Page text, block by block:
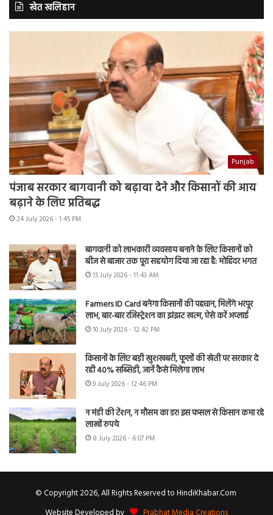
खेत खलिहान
Punjab
पंजाब सरकार बागवानी को बढ़ावा देने और किसानों की आय
बढ़ाने के लिए प्रतिबद्ध
24 July 2026 - 1:45 PM
बागवानी को लाभकारी व्यवसाय बनाने के लिए किसानों को
बीज से बाजार तक पूरा सहयोग दिया जा रहा है: मोहिंदर भगत
15 July 2026 - 11:43 AM
Farmers ID Card बनेगा किसानों की पहचान, मिलेंगे भरपूर
लाभ, बार-बार रजिस्ट्रेशन का झंझट खत्म, ऐसे करें अप्लाई
10 July 2026 - 12:42 PM
किसानों के लिए बड़ी खुशखबरी, फूलों की खेती पर सरकार दे
रही 40% सब्सिडी, जानें कैसे मिलेगा लाभ
9 July 2026 - 12:46 PM
न मंडी की टेंशन, न मौसम का डर! इस फसल से किसान कमा रहे
लाखों रुपये
8 July 2026 - 6:07 PM
© Copyright 2026, All Rights Reserved to HindiKhabar.Com